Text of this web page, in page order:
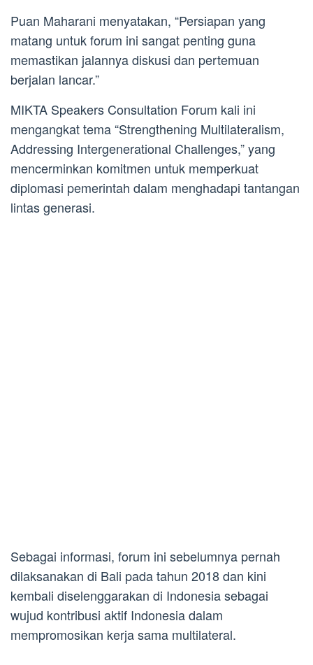
Puan Maharani menyatakan, “Persiapan yang
matang untuk forum ini sangat penting guna
memastikan jalannya diskusi dan pertemuan
berjalan lancar.”
MIKTA Speakers Consultation Forum kali ini
mengangkat tema “Strengthening Multilateralism,
Addressing Intergenerational Challenges,” yang
mencerminkan komitmen untuk memperkuat
diplomasi pemerintah dalam menghadapi tantangan
lintas generasi.
Sebagai informasi, forum ini sebelumnya pernah
dilaksanakan di Bali pada tahun 2018 dan kini
kembali diselenggarakan di Indonesia sebagai
wujud kontribusi aktif Indonesia dalam
mempromosikan kerja sama multilateral.